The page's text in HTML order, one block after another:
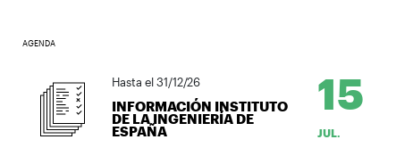
AGENDA
Hasta el 31/12/26
INFORMACIÓN INSTITUTO
DE LA INGENIERÍA DE
ESPAÑA
15
JUL.